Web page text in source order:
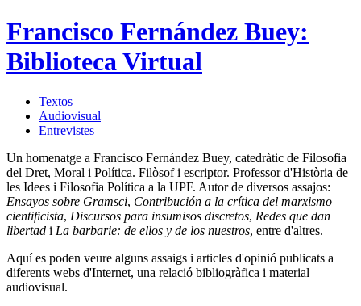
Francisco Fernández Buey:
Biblioteca Virtual
Textos
Audiovisual
Entrevistes
Un homenatge a Francisco Fernández Buey, catedràtic de Filosofia
del Dret, Moral i Política. Filòsof i escriptor. Professor d'Història de
les Idees i Filosofia Política a la UPF. Autor de diversos assajos:
Ensayos sobre Gramsci, Contribución a la crítica del marxismo
cientificista, Discursos para insumisos discretos, Redes que dan
libertad i La barbarie: de ellos y de los nuestros, entre d'altres.
Aquí es poden veure alguns assaigs i articles d'opinió publicats a
diferents webs d'Internet, una relació bibliogràfica i material
audiovisual.